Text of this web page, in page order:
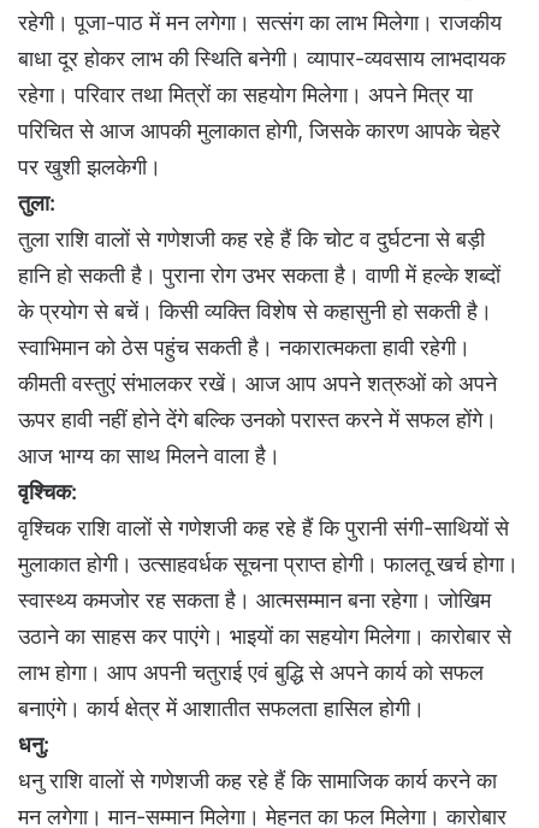
रहेगी। पूजा-पाठ में मन लगेगा। सत्संग का लाभ मिलेगा। राजकीय
बाधा दूर होकर लाभ की स्थिति बनेगी। व्यापार-व्यवसाय लाभदायक
रहेगा। परिवार तथा मित्रों का सहयोग मिलेगा। अपने मित्र या
परिचित से आज आपकी मुलाकात होगी, जिसके कारण आपके चेहरे
पर खुशी झलकेगी।
तुला:
तुला राशि वालों से गणेशजी कह रहे हैं कि चोट व दुर्घटना से बड़ी
हानि हो सकती है। पुराना रोग उभर सकता है। वाणी में हल्के शब्दों
के प्रयोग से बचें। किसी व्यक्ति विशेष से कहासुनी हो सकती है।
स्वाभिमान को ठेस पहुंच सकती है। नकारात्मकता हावी रहेगी।
कीमती वस्तुएं संभालकर रखें। आज आप अपने शत्रुओं को अपने
ऊपर हावी नहीं होने देंगे बल्कि उनको परास्त करने में सफल होंगे।
आज भाग्य का साथ मिलने वाला है।
वृश्चिक:
वृश्चिक राशि वालों से गणेशजी कह रहे हैं कि पुरानी संगी-साथियों से
मुलाकात होगी। उत्साहवर्धक सूचना प्राप्त होगी। फालतू खर्च होगा।
स्वास्थ्य कमजोर रह सकता है। आत्मसम्मान बना रहेगा। जोखिम
उठाने का साहस कर पाएंगे। भाइयों का सहयोग मिलेगा। कारोबार से
लाभ होगा। आप अपनी चतुराई एवं बुद्धि से अपने कार्य को सफल
बनाएंगे। कार्य क्षेत्र में आशातीत सफलता हासिल होगी।
धनु:
धनु राशि वालों से गणेशजी कह रहे हैं कि सामाजिक कार्य करने का
मन लगेगा। मान-सम्मान मिलेगा। मेहनत का फल मिलेगा। कारोबार